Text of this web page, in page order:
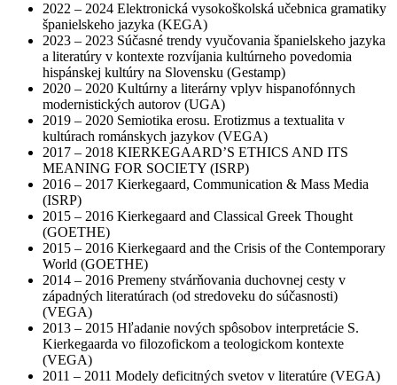
2022 – 2024 Elektronická vysokoškolská učebnica gramatiky
španielskeho jazyka (KEGA)
2023 – 2023 Súčasné trendy vyučovania španielskeho jazyka
a literatúry v kontexte rozvíjania kultúrneho povedomia
hispánskej kultúry na Slovensku (Gestamp)
2020 – 2020 Kultúrny a literárny vplyv hispanofónnych
modernistických autorov (UGA)
2019 – 2020 Semiotika erosu. Erotizmus a textualita v
kultúrach románskych jazykov (VEGA)
2017 – 2018 KIERKEGAARD’S ETHICS AND ITS
MEANING FOR SOCIETY (ISRP)
2016 – 2017 Kierkegaard, Communication & Mass Media
(ISRP)
2015 – 2016 Kierkegaard and Classical Greek Thought
(GOETHE)
2015 – 2016 Kierkegaard and the Crisis of the Contemporary
World (GOETHE)
2014 – 2016 Premeny stvárňovania duchovnej cesty v
západných literatúrach (od stredoveku do súčasnosti)
(VEGA)
2013 – 2015 Hľadanie nových spôsobov interpretácie S.
Kierkegaarda vo filozofickom a teologickom kontexte
(VEGA)
2011 – 2011 Modely deficitných svetov v literatúre (VEGA)